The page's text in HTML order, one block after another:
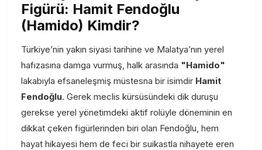
Figürü: Hamit Fendoğlu
(Hamido) Kimdir?
Türkiye’nin yakın siyasi tarihine ve Malatya’nın yerel
hafızasına damga vurmuş, halk arasında "Hamido"
lakabıyla efsaneleşmiş müstesna bir isimdir Hamit
Fendoğlu. Gerek meclis kürsüsündeki dik duruşu
gerekse yerel yönetimdeki aktif rolüyle döneminin en
dikkat çeken figürlerinden biri olan Fendoğlu, hem
hayat hikayesi hem de feci bir suikastla nihayete eren